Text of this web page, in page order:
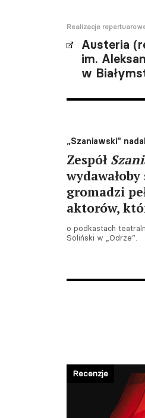
Realizacje
Austeria
im.
w
„Szaniawski"
Zespół
gromadzi
aktorów,
o podkastach
Soliński w „Odrze”.
Recenzje